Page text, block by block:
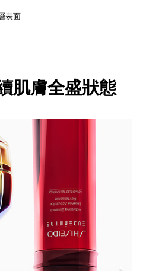
表面
肌膚全盛狀態
肌膚全盛狀態